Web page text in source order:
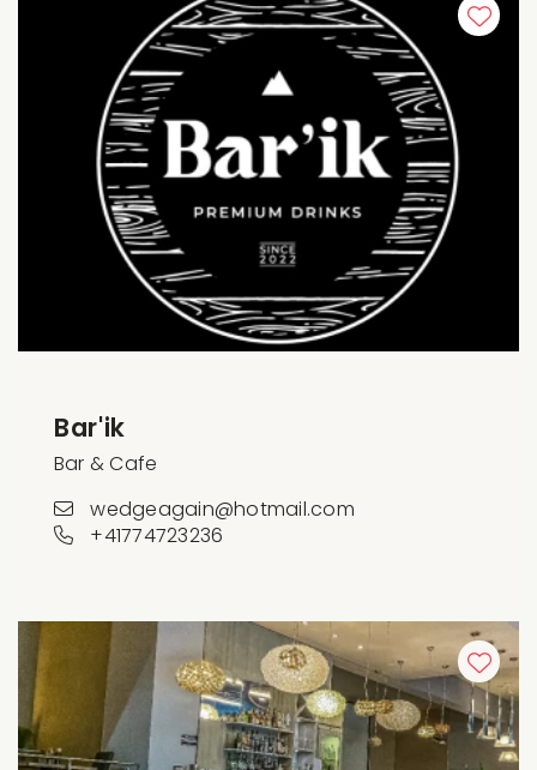
Bar'ik
Bar & Cafe
wedgeagain@hotmail.com
+41774723236